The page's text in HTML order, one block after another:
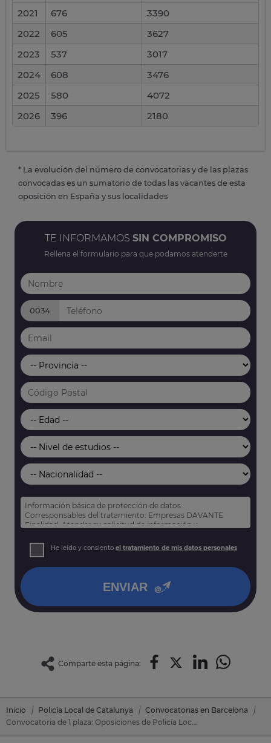
2021 676
3390
2022
605
3627
2023
537
3017
2024
608
3476
2025
580
4072
2026
396 2180
* La evolución del número de convocatorias y de las plazas
convocadas es un sumatorio de todas las vacantes de esta
oposición en España y sus localidades
TE INFORMAMOS SIN COMPROMISO
Rellena el formulario para que podamos atenderte
0034
Información básica de protección de datos:
Corresponsables del tratamiento: Empresas DAVANTE
Finalidad: Atender su solicitud de información y
Derechos: Puede acceder, rectificar y suprimir sus datos,
así como otros derechos tal y como se explica en nuestra
He leído y consiento el tratamiento de mis datos personales
ENVIAR
Comparte esta página:
Inicio Policía Local de Catalunya
Convocatorias en Barcelona
Convocatoria de 1 plaza: Oposiciones de Policía Local Catalunya en Montornes Del Valles (Barcelona)